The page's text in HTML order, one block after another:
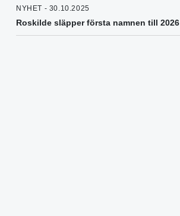
NYHET - 30.10.2025
Roskilde släpper första namnen till 2026